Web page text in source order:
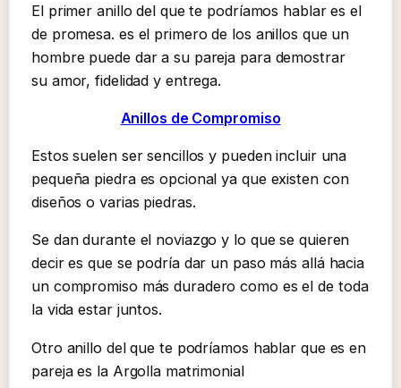
El primer anillo del que te podríamos hablar es el
de promesa. es el primero de los anillos que un
hombre puede dar a su pareja para demostrar
su amor, fidelidad y entrega.
Anillos de Compromiso
Estos suelen ser sencillos y pueden incluir una
pequeña piedra es opcional ya que existen con
diseños o varias piedras.
Se dan durante el noviazgo y lo que se quieren
decir es que se podría dar un paso más allá hacia
un compromiso más duradero como es el de toda
la vida estar juntos.
Otro anillo del que te podríamos hablar que es en
pareja es la Argolla matrimonial